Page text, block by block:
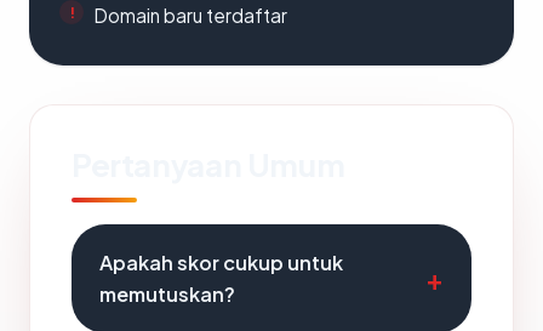
Domain baru terdaftar
Apakah skor cukup untuk
memutuskan?